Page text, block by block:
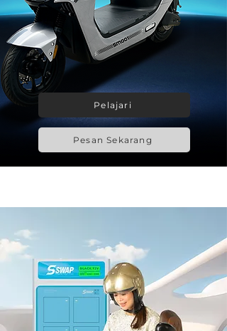
Pelajari
Pesan Sekarang